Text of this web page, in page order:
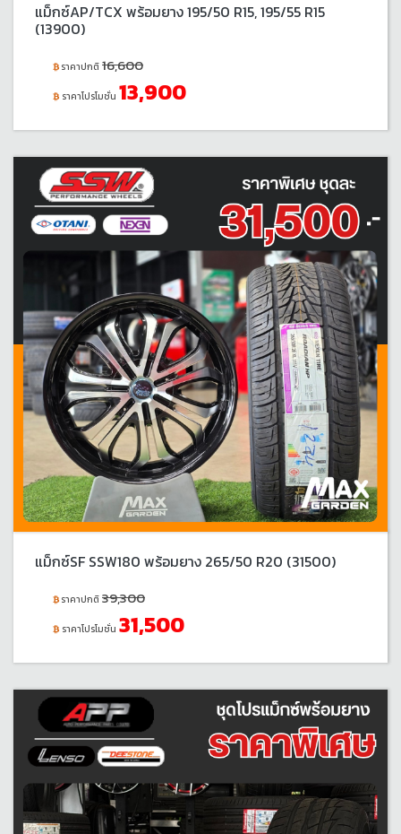
แม็กซ์AP/TCX พร้อมยาง 195/50 R15, 195/55 R15
(13900)
ราคาปกติ 16,600
ราคาโปรโมชั่น 13,900
แม็กซ์SF SSW180 พร้อมยาง 265/50 R20 (31500)
ราคาปกติ 39,300
ราคาโปรโมชั่น 31,500